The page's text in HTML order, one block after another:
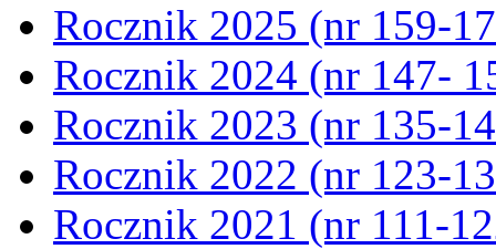
Rocznik 2025 (nr 159-
Rocznik 2024 (nr 147-
Rocznik 2023 (nr 135-
Rocznik 2022 (nr 123-
Rocznik 2021 (nr 111-